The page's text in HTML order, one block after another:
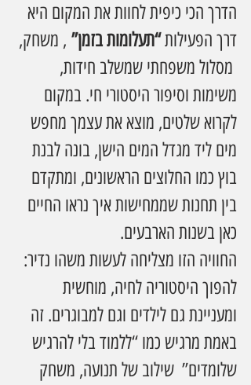
הדרך הכי כיפית לחוות את המקום היא
דרך הפעילות “תעלומות בזמן” , משחק,
מסלול משפחתי שמשלב חידות,
משימות וסיפור היסטורי חי. במקום
לקרוא שלטים, מוצא את עצמך מחפש
מים ליד מגדל המים הישן, בונה לבנת
בוץ כמו החלוצים הראשונים, ומתקדם
בין תחנות שממחישות איך נראו החיים
כאן בשנות הארבעים.
החוויה הזו מצליחה לעשות משהו נדיר:
להפוך היסטוריה לחיה, מוחשית
ומעניינת גם לילדים וגם למבוגרים. זה
באמת מרגיש כמו “ללמוד בלי להרגיש
שלומדים”  שילוב של תנועה, משחק